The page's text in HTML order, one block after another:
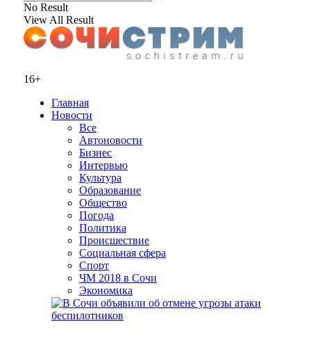
No Result
View All Result
16+
Главная
Новости
Все
Автоновости
Бизнес
Интервью
Культура
Образование
Общество
Погода
Политика
Происшествие
Социальная сфера
Спорт
ЧМ 2018 в Сочи
Экономика